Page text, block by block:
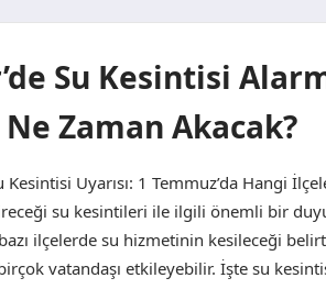
Su Kesintisi
Zaman Akacak?
Kesintisi Uyarısı: 1 Temmuz’da Hangi
su kesintileri ile ilgili önemli bir
ilçelerde su hizmetinin kesileceği
vatandaşı etkileyebilir. İşte su